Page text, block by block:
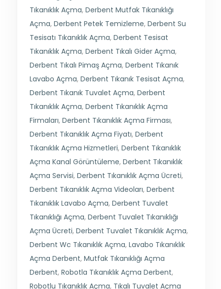
Tıkanıklık Açma, Derbent Mutfak Tıkanıklığı
Açma, Derbent Petek Temizleme, Derbent Su
Tesisatı Tıkanıklık Açma, Derbent Tesisat
Tıkanıklık Açma, Derbent Tıkalı Gider Açma,
Derbent Tıkalı Pimaş Açma, Derbent Tıkanık
Lavabo Açma, Derbent Tıkanık Tesisat Açma,
Derbent Tıkanık Tuvalet Açma, Derbent
Tıkanıklık Açma, Derbent Tıkanıklık Açma
Firmaları, Derbent Tıkanıklık Açma Firması,
Derbent Tıkanıklık Açma Fiyatı, Derbent
Tıkanıklık Açma Hizmetleri, Derbent Tıkanıklık
Açma Kanal Görüntüleme, Derbent Tıkanıklık
Açma Servisi, Derbent Tıkanıklık Açma Ücreti,
Derbent Tıkanıklık Açma Videoları, Derbent
Tıkanıklık Lavabo Açma, Derbent Tuvalet
Tıkanıklığı Açma, Derbent Tuvalet Tıkanıklığı
Açma Ücreti, Derbent Tuvalet Tıkanıklık Açma,
Derbent Wc Tıkanıklık Açma, Lavabo Tıkanıklık
Açma Derbent, Mutfak Tıkanıklığı Açma
Derbent, Robotla Tıkanıklık Açma Derbent,
Robotlu Tıkanıklık Açma, Tıkalı Tuvalet Açma